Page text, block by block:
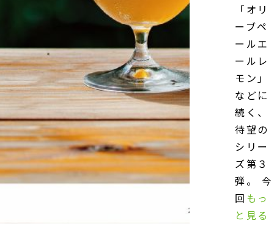
「オリ
ーブペ
ールエ
ールレ
モン」
などに
続く、
待望の
シリー
ズ第３
弾。 今
回 もっ
と見る